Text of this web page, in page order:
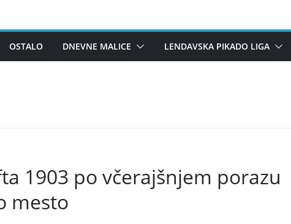
OSTALO DNEVNE MALICE LENDAVSKA PIKADO LIGA
1903 po včerajšnjem porazu
mesto